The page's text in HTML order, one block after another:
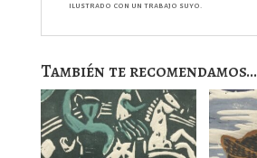
ilustrado con un trabajo suyo.
También te recomendamos…